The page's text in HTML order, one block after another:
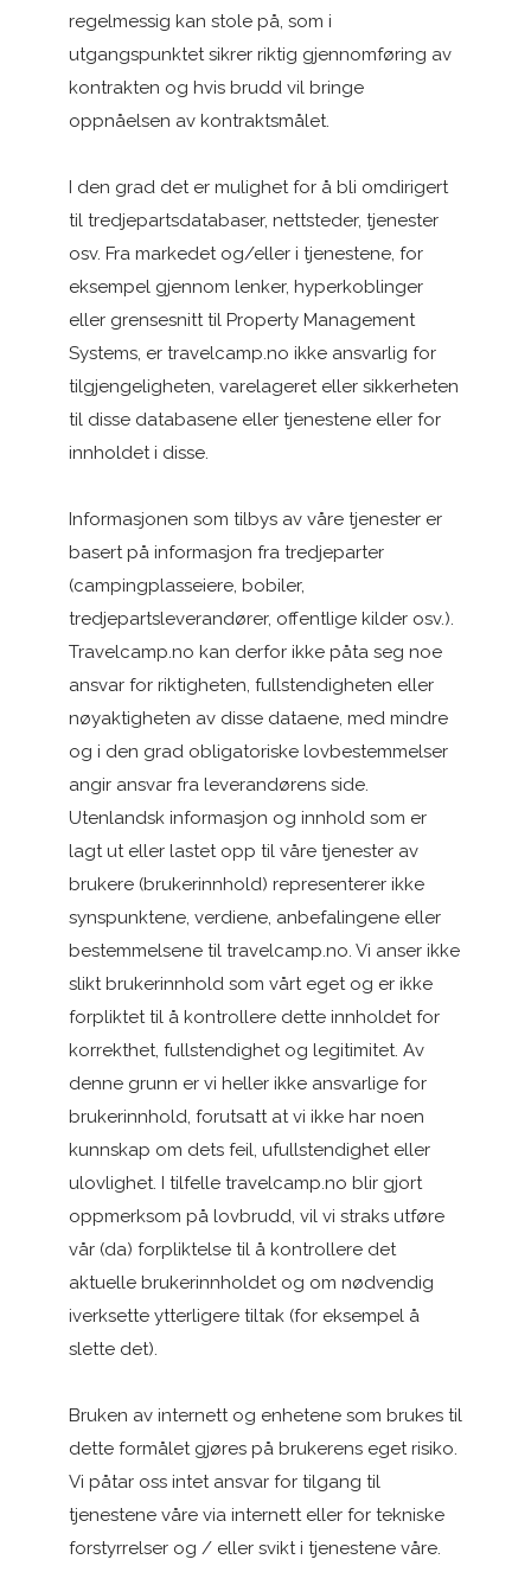
regelmessig kan stole på, som i
utgangspunktet sikrer riktig gjennomføring av
kontrakten og hvis brudd vil bringe
oppnåelsen av kontraktsmålet.
I den grad det er mulighet for å bli omdirigert
til tredjepartsdatabaser, nettsteder, tjenester
osv. Fra markedet og/eller i tjenestene, for
eksempel gjennom lenker, hyperkoblinger
eller grensesnitt til Property Management
Systems, er travelcamp.no ikke ansvarlig for
tilgjengeligheten, varelageret eller sikkerheten
til disse databasene eller tjenestene eller for
innholdet i disse.
Informasjonen som tilbys av våre tjenester er
basert på informasjon fra tredjeparter
(campingplasseiere, bobiler,
tredjepartsleverandører, offentlige kilder osv.).
Travelcamp.no kan derfor ikke påta seg noe
ansvar for riktigheten, fullstendigheten eller
nøyaktigheten av disse dataene, med mindre
og i den grad obligatoriske lovbestemmelser
angir ansvar fra leverandørens side.
Utenlandsk informasjon og innhold som er
lagt ut eller lastet opp til våre tjenester av
brukere (brukerinnhold) representerer ikke
synspunktene, verdiene, anbefalingene eller
bestemmelsene til travelcamp.no. Vi anser ikke
slikt brukerinnhold som vårt eget og er ikke
forpliktet til å kontrollere dette innholdet for
korrekthet, fullstendighet og legitimitet. Av
denne grunn er vi heller ikke ansvarlige for
brukerinnhold, forutsatt at vi ikke har noen
kunnskap om dets feil, ufullstendighet eller
ulovlighet. I tilfelle travelcamp.no blir gjort
oppmerksom på lovbrudd, vil vi straks utføre
vår (da) forpliktelse til å kontrollere det
aktuelle brukerinnholdet og om nødvendig
iverksette ytterligere tiltak (for eksempel å
slette det).
Bruken av internett og enhetene som brukes til
dette formålet gjøres på brukerens eget risiko.
Vi påtar oss intet ansvar for tilgang til
tjenestene våre via internett eller for tekniske
forstyrrelser og / eller svikt i tjenestene våre.